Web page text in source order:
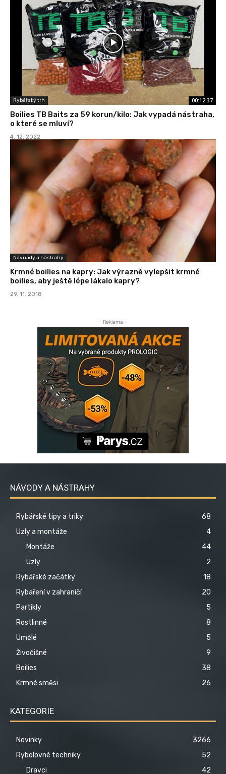
Rybářský trh 00:12:37
Boilies TB Baits za 59 korun/kilo: Jak vypadá nástraha,
o které se mluví?
4. 12. 2022
Návnady a nástrahy
Krmné boilies na kapry: Jak výrazně vylepšit krmné
boilies, aby ještě lépe lákalo kapry?
29. 11. 2018
- Reklama -
NÁVODY A NÁSTRAHY
Rybářské tipy a triky
68
Uzly a montáže
4
Montáže
44
Uzly
2
Rybářské začátky
18
Rybaření v zahraničí
20
Partikly
5
Rostlinné
8
Umělé
5
Živočišné
9
Boilies
38
Krmné směsi
26
KATEGORIE
Novinky
3266
Rybolovné techniky
52
Dravci
42